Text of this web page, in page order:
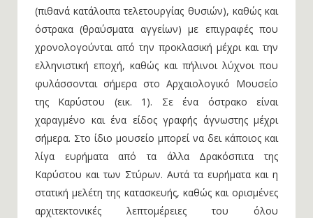
(πιθανά κατάλοιπα τελετουργίας θυσιών), καθώς και
όστρακα (θραύσματα αγγείων) με επιγραφές που
χρονολογούνται από την προκλασική μέχρι και την
ελληνιστική εποχή, καθώς και πήλινοι λύχνοι που
φυλάσσονται σήμερα στο Αρχαιολογικό Μουσείο
της Καρύστου (εικ. 1). Σε ένα όστρακο είναι
χαραγμένο και ένα είδος γραφής άγνωστης μέχρι
σήμερα. Στο ίδιο μουσείο μπορεί να δει κάποιος και
λίγα ευρήματα από τα άλλα Δρακόσπιτα της
Καρύστου και των Στύρων. Αυτά τα ευρήματα και η
στατική μελέτη της κατασκευής, καθώς και ορισμένες
αρχιτεκτονικές λεπτομέρειες του όλου